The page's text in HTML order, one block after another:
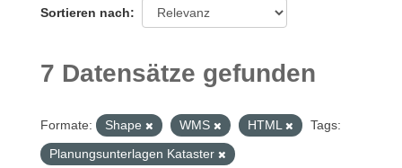
Sortieren nach
7 Datensätze gefunden
Formate: Shape WMS HTML
Tags:
Planungsunterlagen Kataster